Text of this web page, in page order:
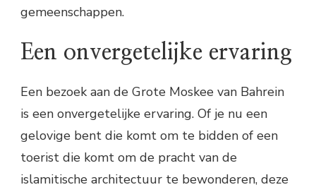
gemeenschappen.
Een onvergetelijke ervaring
Een bezoek aan de Grote Moskee van Bahrein
is een onvergetelijke ervaring. Of je nu een
gelovige bent die komt om te bidden of een
toerist die komt om de pracht van de
islamitische architectuur te bewonderen, deze